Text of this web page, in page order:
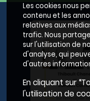
Les cookies nous
contenu et les
relatives aux
trafic. Nous
sur l'utilisation de
d'analyse, qui
d'autres
En cliquant sur
l'utilisation de